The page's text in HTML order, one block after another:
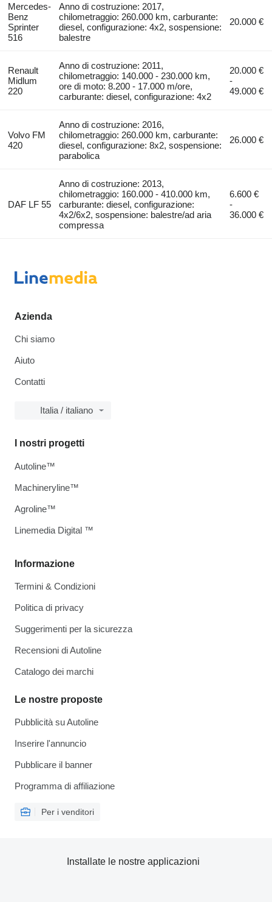
Mercedes-
Benz
Sprinter
516
Anno di costruzione: 2017,
chilometraggio: 260.000 km, carburante:
diesel, configurazione: 4x2, sospensione:
balestre
20.000 €
Renault
Midlum
220
Anno di costruzione: 2011,
chilometraggio: 140.000 - 230.000 km,
ore di moto: 8.200 - 17.000 m/ore,
carburante: diesel, configurazione: 4x2
20.000 €
-
49.000 €
Volvo FM
420
Anno di costruzione: 2016,
chilometraggio: 260.000 km, carburante:
diesel, configurazione: 8x2, sospensione:
parabolica
26.000 €
DAF LF 55
Anno di costruzione: 2013,
chilometraggio: 160.000 - 410.000 km,
carburante: diesel, configurazione:
4x2/6x2, sospensione: balestre/ad aria
compressa
6.600 €
-
36.000 €
Azienda
Chi siamo
Aiuto
Contatti
Italia / italiano
Informazione
Termini & Condizioni
Politica di privacy
Suggerimenti per la sicurezza
Recensioni di Autoline
Catalogo dei marchi
Le nostre proposte
Pubblicità su Autoline
Inserire l'annuncio
Pubblicare il banner
Programma di affiliazione
Per i venditori
I nostri progetti
Autoline™
Machineryline™
Agroline™
Linemedia Digital ™
Installate le nostre applicazioni